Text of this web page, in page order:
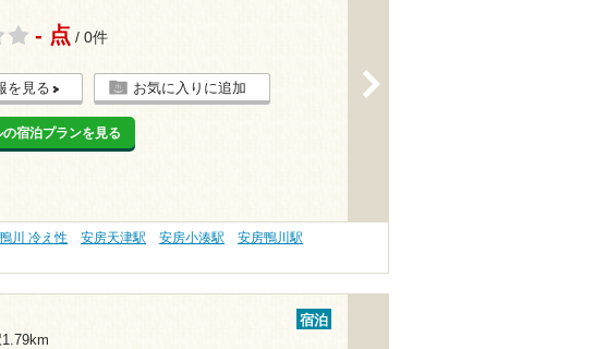
- 点 / 0件
を見る お気に入りに追加
宿泊プランを見る
鴨川 冷え性 安房天津駅 安房小湊駅
安房鴨川駅
宿泊